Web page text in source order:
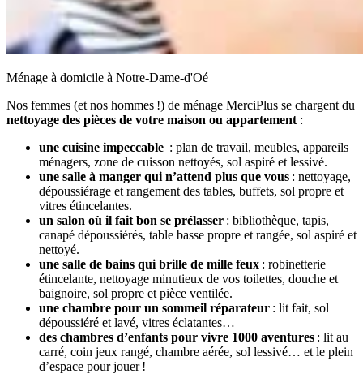
Ménage à domicile à Notre-Dame-d'Oé
Nos femmes (et nos hommes !) de ménage MerciPlus se chargent du
nettoyage des pièces de votre maison ou appartement :
une cuisine impeccable : plan de travail, meubles, appareils
ménagers, zone de cuisson nettoyés, sol aspiré et lessivé.
une salle à manger qui n’attend plus que vous : nettoyage,
dépoussiérage et rangement des tables, buffets, sol propre et
vitres étincelantes.
un salon où il fait bon se prélasser : bibliothèque, tapis,
canapé dépoussiérés, table basse propre et rangée, sol aspiré et
nettoyé.
une salle de bains qui brille de mille feux : robinetterie
étincelante, nettoyage minutieux de vos toilettes, douche et
baignoire, sol propre et pièce ventilée.
une chambre pour un sommeil réparateur : lit fait, sol
dépoussiéré et lavé, vitres éclatantes…
des chambres d’enfants pour vivre 1000 aventures : lit au
carré, coin jeux rangé, chambre aérée, sol lessivé… et le plein
d’espace pour jouer !